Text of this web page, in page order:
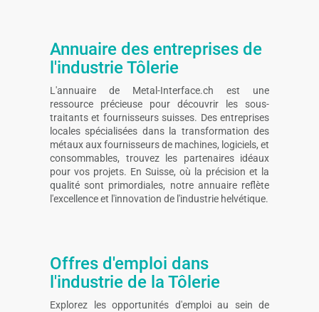
Annuaire des entreprises de
l'industrie Tôlerie
L'annuaire de Metal-Interface.ch est une
ressource précieuse pour découvrir les sous-
traitants et fournisseurs suisses. Des entreprises
locales spécialisées dans la transformation des
métaux aux fournisseurs de machines, logiciels, et
consommables, trouvez les partenaires idéaux
pour vos projets. En Suisse, où la précision et la
qualité sont primordiales, notre annuaire reflète
l'excellence et l'innovation de l'industrie helvétique.
Offres d'emploi dans
l'industrie de la Tôlerie
Explorez les opportunités d'emploi au sein de